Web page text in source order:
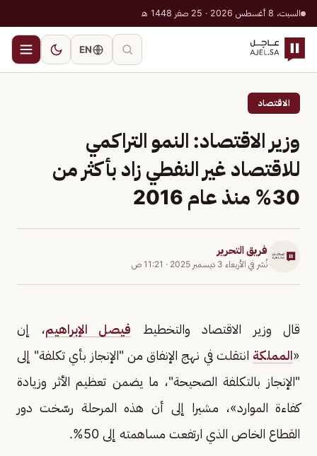
السبت، 8 أغسطس 2026 · 25 صفر 1448 هـ
EN
الاقتصاد
وزير الاقتصاد: النمو التراكمي
للاقتصاد غير النفطي زاد بأكثر من
30% منذ عام 2016
فريق التحرير
نُشر في الأربعاء 3 ديسمبر 2025 · 11:21 ص
قال وزير الاقتصاد والتخطيط فيصل الإبراهيم، إن
«المملكة انتقلت في نهج الإنفاق من "الإنجاز بأي تكلفة" إلى
"الإنجاز بالتكلفة الصحيحة"، ما يضمن تعظيم الأثر وزيادة
كفاءة الموارد»، مشيرا إلى أن هذه المرحلة رسّخت دور
القطاع الخاص الذي ارتفعت مساهمته إلى 50%.